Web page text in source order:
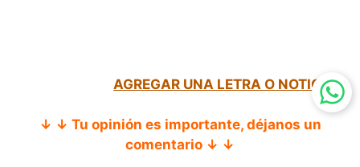
AGREGAR UNA LETRA O NOTICIA
↓ ↓ Tu opinión es importante, déjanos un
comentario ↓ ↓